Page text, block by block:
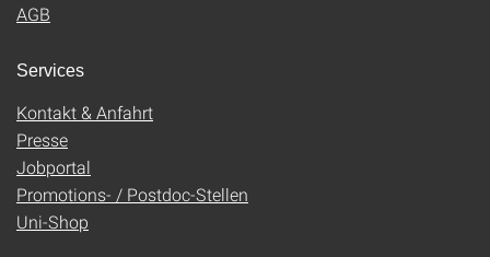
AGB
Services
Kontakt & Anfahrt
Presse
Jobportal
Promotions- / Postdoc-Stellen
Uni-Shop